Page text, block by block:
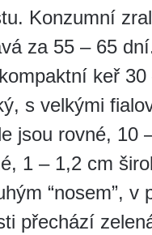
Konzumní
za 55 – 65
keř 30
s velkými
jsou rovné, 10
1 – 1,2 cm
“nosem”, v
přechází